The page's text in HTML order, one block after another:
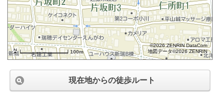
100m
©2026 ZENRIN DataCom
地図データ©2026 ZENRIN
現在地からの徒歩ルート